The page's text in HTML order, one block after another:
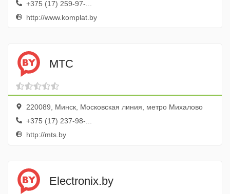
+375 (17) 259-97-...
http://www.komplat.by
МТС
220089, Минск, Московская линия, метро Михалово
+375 (17) 237-98-...
http://mts.by
Electronix.by